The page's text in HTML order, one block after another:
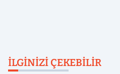
İLGINIZI ÇEKEBILIR